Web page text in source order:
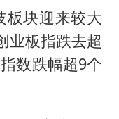
22岁女生独闯南太行失联12天
演唱会取消
板块迎来较大
业板指跌去超
数跌幅超9个